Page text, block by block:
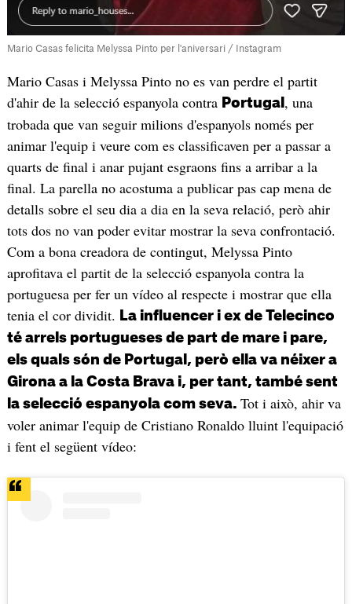
Mario Casas felicita Melyssa Pinto per l'aniversari / Instagram
Mario Casas i Melyssa Pinto no es van perdre el partit
d'ahir de la selecció espanyola contra Portugal , una
trobada que van seguir milions d'espanyols només per
animar l'equip i veure com es classificaven per a passar a
quarts de final i anar pujant esgraons fins a arribar a la
final. La parella no acostuma a publicar pas cap mena de
detalls sobre el seu dia a dia en la seva relació, però ahir
tots dos no van poder evitar mostrar la seva confrontació.
Com a bona creadora de contingut, Melyssa Pinto
aprofitava el partit de la selecció espanyola contra la
portuguesa per fer un vídeo al respecte i mostrar que ella
tenia el cor dividit.
La influencer i ex de Telecinco
té arrels portugueses de part de mare i pare,
els quals són de Portugal, però ella va néixer a
Girona a la Costa Brava i, per tant, també sent
la selecció espanyola com seva. Tot i això, ahir va
voler animar l'equip de Cristiano Ronaldo lluint l'equipació
i fent el següent vídeo: